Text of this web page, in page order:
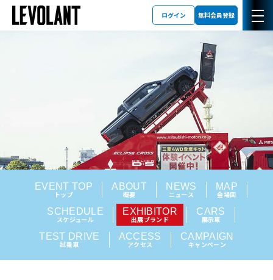
ログイン 無料会員登録
EVENT TOP
トップ
ABOUT
概要
NEWS
ニュース
MAP
会場図
SCHEDULE
スケジュール
EXHIBITOR
出展ブランド
CARS
展示車
TEST DRIVE
試乗車
ACCESS
アクセス
CAMPAIGN
キャンペーン